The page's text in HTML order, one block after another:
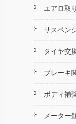
エアロ取
サスペン
タイヤ交
ブレーキ
ボディ補
メーター